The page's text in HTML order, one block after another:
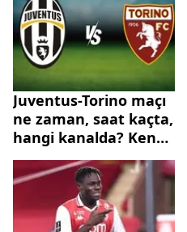
Juventus-Torino maçı
ne zaman, saat kaçta,
hangi kanalda? Kenan
Yıldız oynayacak mı?
Muhtemel 11’ler